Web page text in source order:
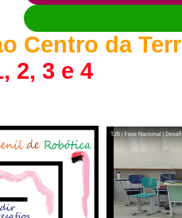
Centro da
2, 3 e 4